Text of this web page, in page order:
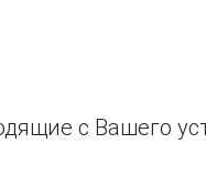
с Вашего